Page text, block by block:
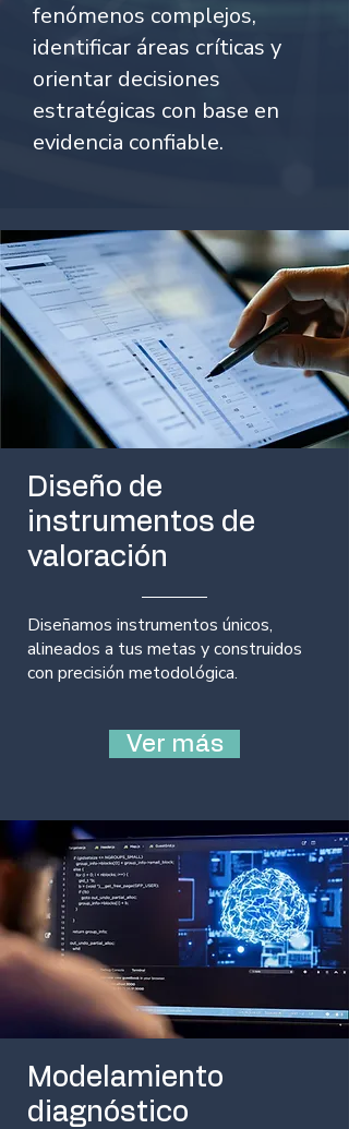
fenómenos complejos,
identificar áreas críticas y
orientar decisiones
estratégicas con base en
evidencia confiable.
Diseño de
instrumentos de
valoración
Diseñamos instrumentos únicos,
alineados a tus metas y construidos
con precisión metodológica.
Ver más
Modelamiento
diagnóstico